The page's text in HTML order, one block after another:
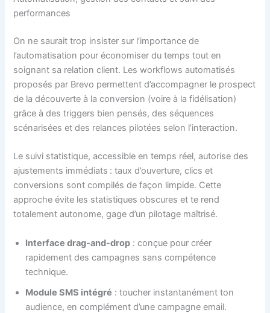
performances
On ne saurait trop insister sur l’importance de
l’automatisation pour économiser du temps tout en
soignant sa relation client. Les workflows automatisés
proposés par Brevo permettent d’accompagner le prospect
de la découverte à la conversion (voire à la fidélisation)
grâce à des triggers bien pensés, des séquences
scénarisées et des relances pilotées selon l’interaction.
Le suivi statistique, accessible en temps réel, autorise des
ajustements immédiats : taux d’ouverture, clics et
conversions sont compilés de façon limpide. Cette
approche évite les statistiques obscures et te rend
totalement autonome, gage d’un pilotage maîtrisé.
Interface drag-and-drop : conçue pour créer
rapidement des campagnes sans compétence
technique.
Module SMS intégré : toucher instantanément ton
audience, en complément d’une campagne email.